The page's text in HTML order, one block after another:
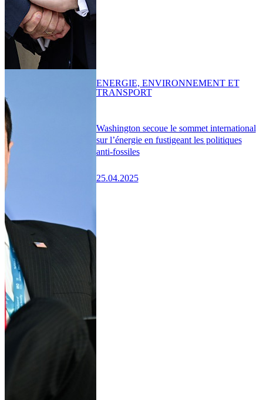
Washington secoue le sommet international
sur l’énergie en fustigeant les politiques
anti-fossiles
25.04.2025
ENERGIE, ENVIRONNEMENT ET
TRANSPORT